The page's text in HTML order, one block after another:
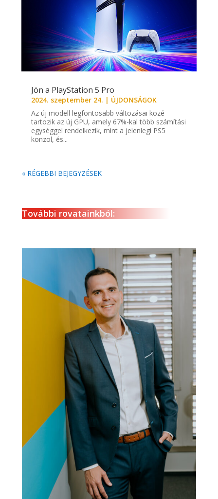
Jön a PlayStation 5 Pro
2024. szeptember 24. | ÚJDONSÁGOK
Az új modell legfontosabb változásai közé
tartozik az új GPU, amely 67%-kal több számítási
egységgel rendelkezik, mint a jelenlegi PS5
konzol, és...
« RÉGEBBI BEJEGYZÉSEK
További rovatainkból: